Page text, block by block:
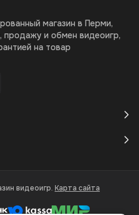
магазин в Перми,
продажу и обмен видеоигр,
на товар
видеоигр. Карта сайта